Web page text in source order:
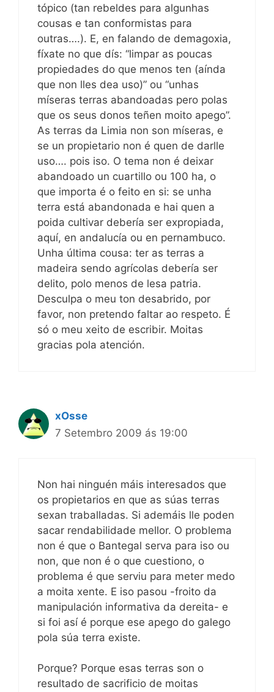
tópico (tan rebeldes para algunhas
cousas e tan conformistas para
outras….). E, en falando de demagoxia,
fíxate no que dís: “limpar as poucas
propiedades do que menos ten (aínda
que non lles dea uso)” ou “unhas
míseras terras abandoadas pero polas
que os seus donos teñen moito apego”.
As terras da Limia non son míseras, e
se un propietario non é quen de darlle
uso…. pois iso. O tema non é deixar
abandoado un cuartillo ou 100 ha, o
que importa é o feito en si: se unha
terra está abandonada e hai quen a
poida cultivar debería ser expropiada,
aquí, en andalucía ou en pernambuco.
Unha última cousa: ter as terras a
madeira sendo agrícolas debería ser
delito, polo menos de lesa patria.
Desculpa o meu ton desabrido, por
favor, non pretendo faltar ao respeto. É
só o meu xeito de escribir. Moitas
gracias pola atención.
xOsse
7 Setembro 2009 ás 19:00
Non hai ninguén máis interesados que
os propietarios en que as súas terras
sexan traballadas. Si ademáis lle poden
sacar rendabilidade mellor. O problema
non é que o Bantegal serva para iso ou
non, que non é o que cuestiono, o
problema é que serviu para meter medo
a moita xente. E iso pasou -froito da
manipulación informativa da dereita- e
si foi así é porque ese apego do galego
pola súa terra existe.
Porque? Porque esas terras son o
resultado de sacrificio de moitas